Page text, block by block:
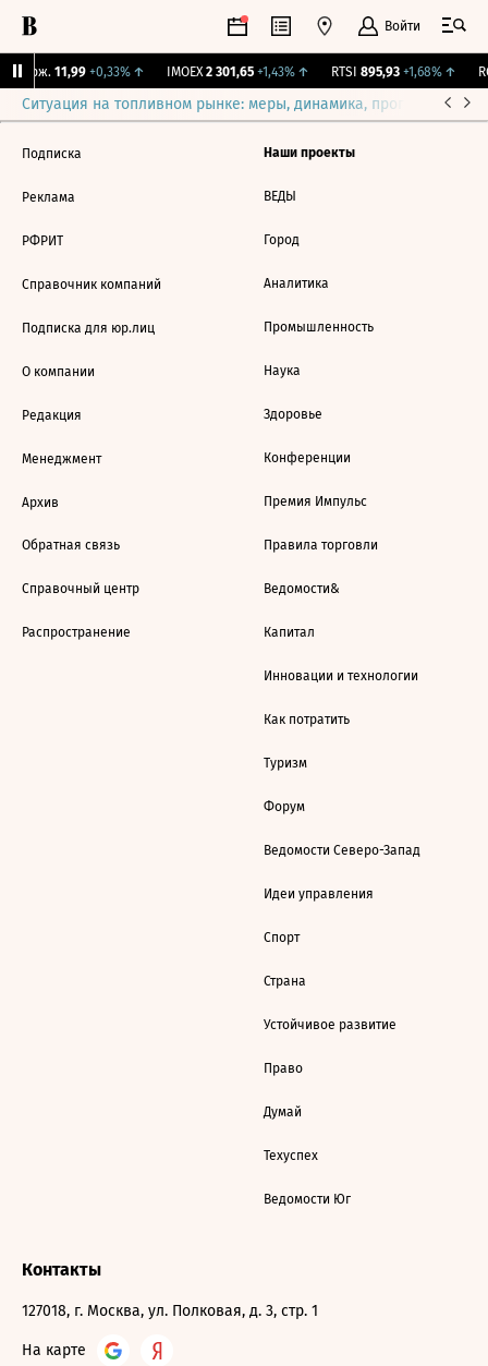
Войти
Бирж. 11,99 +0,33%↑ IMOEX 2 301,65 +1,43%↑ RTSI 895,93 +1,68%↑
Ситуация на топливном рынке: меры, динамика, прогнозы
Подписка
Реклама
РФРИТ
Справочник компаний
Подписка для юр.лиц
О компании
Редакция
Менеджмент
Архив
Обратная связь
Справочный центр
Распространение
Наши проекты
ВЕДЫ
Город
Аналитика
Промышленность
Наука
Здоровье
Конференции
Премия Импульс
Правила торговли
Ведомости&
Капитал
Инновации и технологии
Как потратить
Туризм
Форум
Ведомости Северо-Запад
Идеи управления
Спорт
Страна
Устойчивое развитие
Право
Думай
Техуспех
Ведомости Юг
Контакты
127018, г. Москва, ул. Полковая, д. 3, стр. 1
На карте